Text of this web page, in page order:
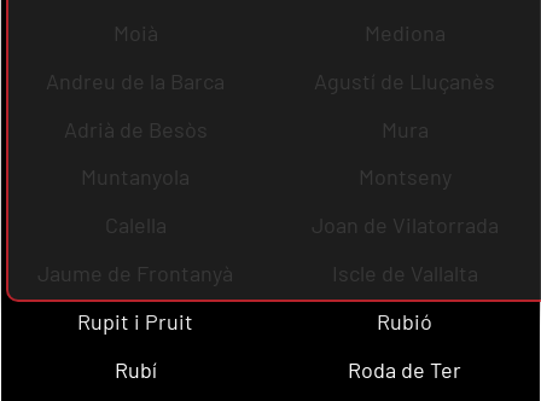
Moià
Mediona
Andreu de la Barca
Agustí de Lluçanès
Adrià de Besòs
Mura
Muntanyola
Montseny
Calella
Joan de Vilatorrada
Jaume de Frontanyà
Iscle de Vallalta
Rupit i Pruit
Rubió
Rubí
Roda de Ter